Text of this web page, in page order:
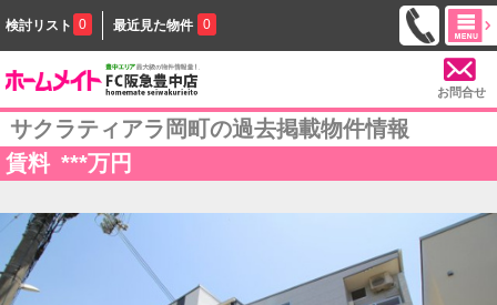
検討リスト 0 最近見た物件 0
お問合せ
サクラティアラ岡町の過去掲載物件情報
賃料 ***万円